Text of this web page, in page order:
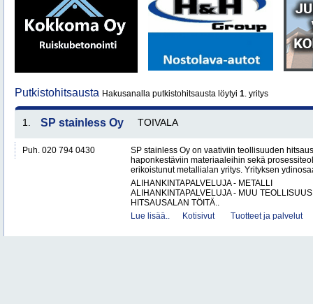
Putkistohitsausta Hakusanalla putkistohitsausta löytyi 1. yritys
1. SP stainless Oy TOIVALA
Puh. 020 794 0430
SP stainless Oy on vaativiin teollisuuden
haponkestäviin materiaaleihin sekä
erikoistunut metallialan yritys. Yrityksen
ALIHANKINTAPALVELUJA - METALLI
ALIHANKINTAPALVELUJA - MUU TEOLLISUUS
HITSAUSALAN TÖITÄ..
Lue lisää..
Kotisivut Tuotteet ja palvelut